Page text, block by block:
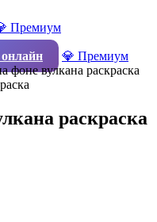
Премиум
онлайн
💎 Премиум
фоне вулкана раскраска
раскраска